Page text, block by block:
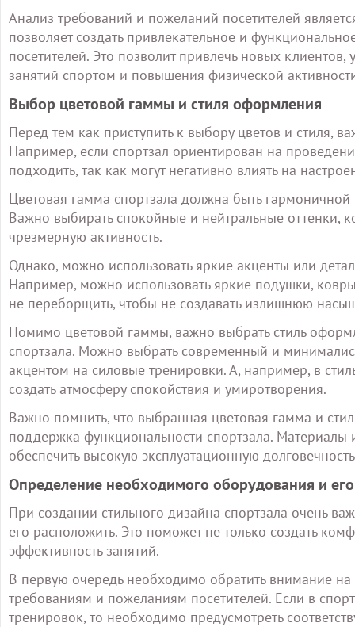
Анализ требований и пожеланий посетителей
позволяет создать привлекательное и
посетителей. Это позволит привлечь новых
занятий спортом и повышения физической
Выбор цветовой гаммы и стиля оформления
Перед тем как приступить к выбору цветов и стиля,
Например, если спортзал ориентирован на
подходить, так как могут негативно влиять на
Цветовая гамма спортзала должна быть
Важно выбирать спокойные и нейтральные оттенки,
чрезмерную активность.
Однако, можно использовать яркие акценты или
Например, можно использовать яркие подушки,
не переборщить, чтобы не создавать излишнюю
Помимо цветовой гаммы, важно выбрать стиль
спортзала. Можно выбрать современный и
акцентом на силовые тренировки. А, например, в
создать атмосферу спокойствия и умиротворения.
Важно помнить, что выбранная цветовая гамма и
поддержка функциональности спортзала.
обеспечить высокую эксплуатационную
Определение необходимого оборудования и
При создании стильного дизайна спортзала очень
его расположить. Это поможет не только создать
эффективность занятий.
В первую очередь необходимо обратить внимание
требованиям и пожеланиям посетителей. Если в
тренировок, то необходимо предусмотреть